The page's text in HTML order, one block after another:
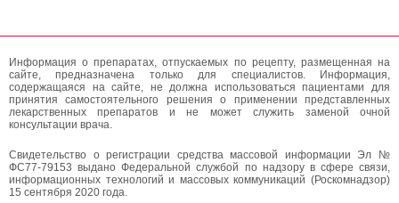
Информация о препаратах, отпускаемых по рецепту, размещенная на
сайте, предназначена только для специалистов. Информация,
содержащаяся на сайте, не должна использоваться пациентами для
принятия самостоятельного решения о применении представленных
лекарственных препаратов и не может служить заменой очной
консультации врача.
Свидетельство о регистрации средства массовой информации Эл №
ФС77-79153 выдано Федеральной службой по надзору в сфере связи,
информационных технологий и массовых коммуникаций (Роскомнадзор)
15 сентября 2020 года.